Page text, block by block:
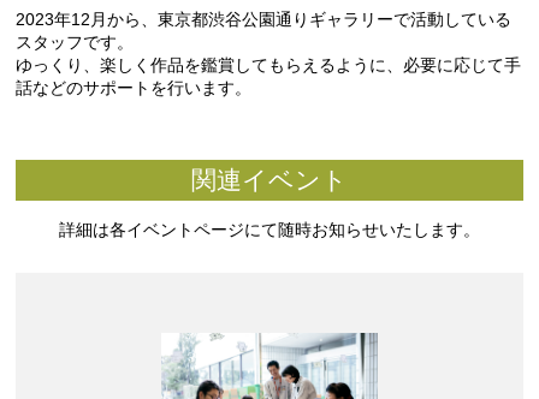
2023年12月から、東京都渋谷公園通りギャラリーで活動している
スタッフです。
ゆっくり、楽しく作品を鑑賞してもらえるように、必要に応じて手
話などのサポートを行います。
関連イベント
詳細は各イベントページにて随時お知らせいたします。